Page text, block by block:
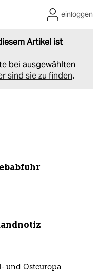
Artikel ist
bei ausgewählten
sind sie zu finden.
einloggen
und Osteuropa